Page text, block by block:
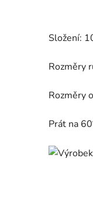
Složení:
Rozměry
Rozměry
Prát na